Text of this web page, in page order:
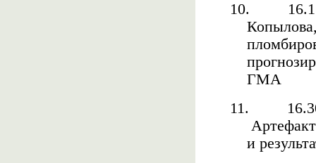
10.
ГМА
11.
и